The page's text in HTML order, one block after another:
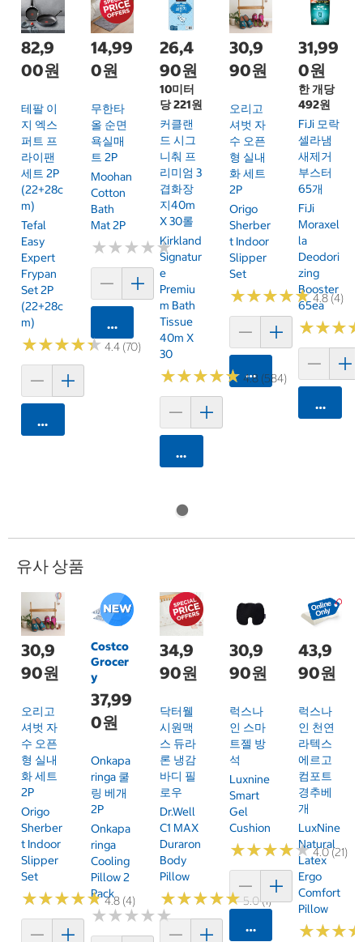
82,9
00원
테팔 이
지 엑스
퍼트 프
라이팬
세트 2P
(22+28c
M)
Tefal
Easy
Expert
Frypan
Set 2P
(22+28c
M)
★★★★★
★★★★★4.4 (70)
카트에 담기
14,99
0원
무한타
올 순면
욕실매
트 2P
Moohan
Cotton
Bath
Mat 2P
★★★★★
★★★★★
카트에 담기
26,4
90원
10미터
당 221원
커클랜
드 시그
니춰 프
리미엄 3
겹화장
지40m
X 30롤
Kirkland
Signatur
E
Premiu
M Bath
Tissue
40m X
30
★★★★★
★★★★★ 4.8 (584)
카트에 담기
30,9
90원
오리고
셔벗 자
수 오픈
형 실내
화 세트
2P
Origo
Sherber
T Indoor
Slipper
Set
★★★★★
★★★★★4.8 (4)
카트에 담기
31,99
0원
한 개당
492원
FiJi 모락
셀라냄
새제거
부스터
65개
FiJi
Moraxel
La
Deodori
Zing
Booster
65ea
★★★
★★★
카트에
유사 상품
30,9
90원
오리고
셔벗 자
수 오픈
형 실내
화 세트
2P
Origo
Sherber
T Indoor
Slipper
Set
★★★★★
★★★★★4.8 (4)
Costco
Grocer
y
37,99
0원
Onkapa
Ringa 쿨
링 베개
2P
Onkapa
Ringa
Cooling
Pillow 2
Pack
★★★★★
★★★★★
34,9
90원
닥터웰
시원맥
스 듀라
론 냉감
바디 필
로우
Dr.Well
C1 MAX
Duraron
Body
Pillow
★★★★★
★★★★★5.0 (1)
30,9
90원
럭스나
인 스마
트젤 방
석
Luxnine
Smart
Gel
Cushion
★★★★★
★★★★★4.0 (21)
카트에 담기
43,9
90원
럭스나
인 천연
라텍스
에르고
컴포트
경추베
개
LuxNine
Natural
Latex
Ergo
Comfort
Pillow
★★★
★★★